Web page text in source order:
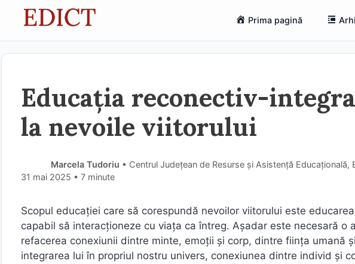
Prima pagină
Educația reconectiv-
la nevoile viitorului
Marcela Tudoriu • Centrul Județean de Resurse și Asistență Educațională,
31 mai 2025 • 7 minute
Scopul educaţiei care să corespundă nevoilor viitorului este
capabil să interacţioneze cu viaţa ca întreg. Aşadar este necesară o
refacerea conexiunii dintre minte, emoţii şi corp, dintre fiinţa umană
integrarea lui în propriul nostru univers, conexiunea dintre individ şi